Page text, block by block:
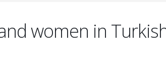
women in